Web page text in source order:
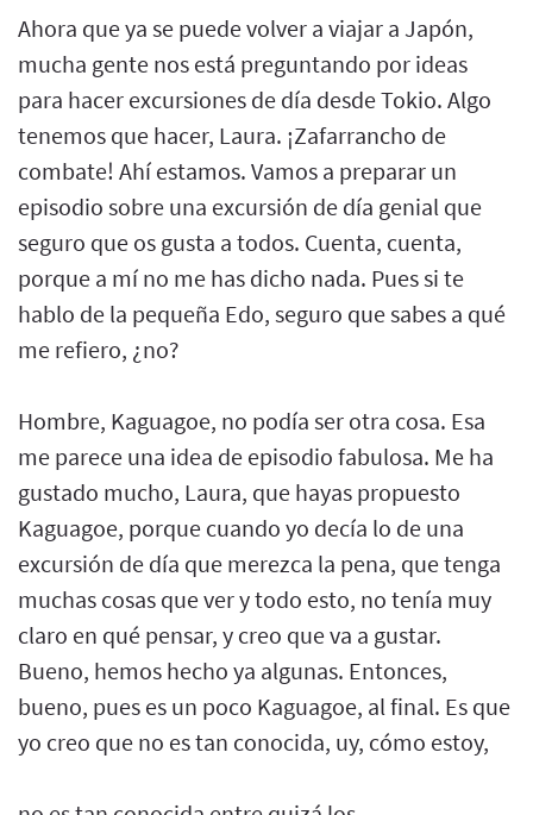
Ahora que ya se puede volver a viajar a Japón,
mucha gente nos está preguntando por ideas
para hacer excursiones de día desde Tokio. Algo
tenemos que hacer, Laura. ¡Zafarrancho de
combate! Ahí estamos. Vamos a preparar un
episodio sobre una excursión de día genial que
seguro que os gusta a todos. Cuenta, cuenta,
porque a mí no me has dicho nada. Pues si te
hablo de la pequeña Edo, seguro que sabes a qué
me refiero, ¿no?
Hombre, Kaguagoe, no podía ser otra cosa. Esa
me parece una idea de episodio fabulosa. Me ha
gustado mucho, Laura, que hayas propuesto
Kaguagoe, porque cuando yo decía lo de una
excursión de día que merezca la pena, que tenga
muchas cosas que ver y todo esto, no tenía muy
claro en qué pensar, y creo que va a gustar.
Bueno, hemos hecho ya algunas. Entonces,
bueno, pues es un poco Kaguagoe, al final. Es que
yo creo que no es tan conocida, uy, cómo estoy,